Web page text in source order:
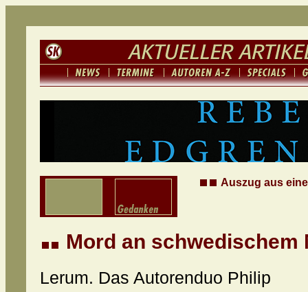
Auszug aus
Mord an
Lerum. Das Autorenduo Philip